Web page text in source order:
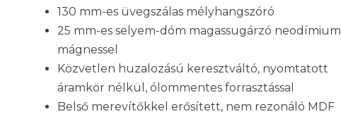
130 mm-es üvegszálas mélyhangszóró
25 mm-es selyem-dóm magassugárzó neodímium
mágnessel
Közvetlen huzalozású keresztváltó, nyomtatott
áramkör nélkül, ólommentes forrasztással
Belső merevítőkkel erősített, nem rezonáló MDF